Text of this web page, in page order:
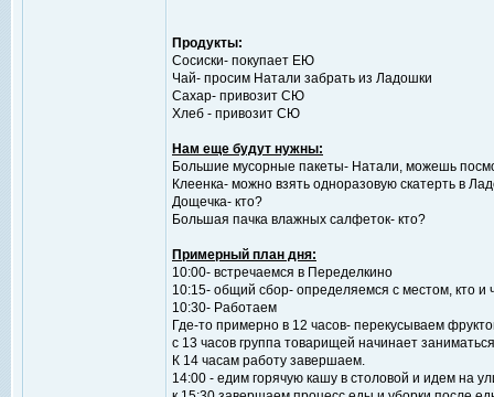
Продукты:
Сосиски- покупает ЕЮ
Чай- просим Натали забрать из Ладошки
Сахар- привозит СЮ
Хлеб - привозит СЮ
Нам еще будут нужны:
Большие мусорные пакеты- Натали, можешь
Клеенка- можно взять одноразовую скатерть в
Дощечка- кто?
Большая пачка влажных салфеток- кто?
Примерный план дня:
10:00- встречаемся в Переделкино
10:15- общий сбор- определяемся с местом, кто и
10:30- Работаем
Где-то примерно в 12 часов- перекусываем
с 13 часов группа товарищей начинает
К 14 часам работу завершаем.
14:00 - едим горячую кашу в столовой и идем на